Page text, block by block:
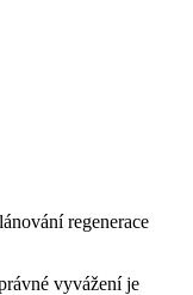
regenerace
vyvážení je